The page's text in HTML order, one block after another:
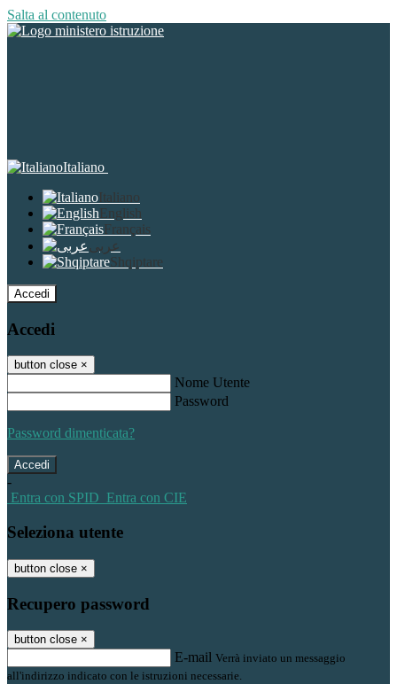
Salta al contenuto
Italiano
Italiano
English
Français
عربى
Shqiptare
Accedi
Accedi
button close ×
Nome Utente
Password
Password dimenticata?
-
Entra con SPID Entra con CIE
Seleziona utente
button close ×
Recupero password
button close ×
E-mail Verrà inviato un messaggio
all'indirizzo indicato con le istruzioni necessarie.